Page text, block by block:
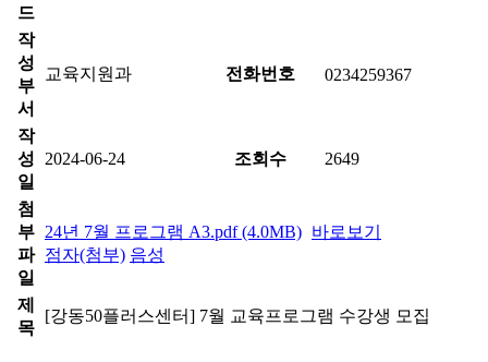
드
작
성
부
서
교육지원과 전화번호 0234259367
작
성
일
2024-06-24 조회수 2649
첨
부
파
일
24년 7월 프로그램 A3.pdf (4.0MB) 바로보기
점자(첨부) 음성
제
목
[강동50플러스센터] 7월 교육프로그램 수강생 모집